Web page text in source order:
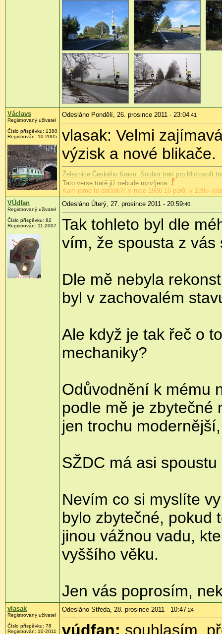
Václavs
Registrovaný uživatel
Číslo příspěvku: 1380
Registrován: 10-2005
Odesláno Pondělí, 26. prosince 2011 - 23:04:41
vlasak: Velmi
výzisk a nové blikače.
Železnice Českého Krasu: Soubor tratí pro Microsoft
Tato verse tratě již nebude rozvíjena
Kam jsme to dotáhli?! V roce 1986 16 párů, v 1995
VÚdfan
Registrovaný uživatel
Číslo příspěvku: 82
Registrován: 11-2007
Odesláno Úterý, 27. prosince 2011 - 20:59:40
Tak tohleto byl dle
vím, že spousta z
Dle mě nebyla
byl v zachovalém
Ale když je tak řeč o
mechaniky?
Odůvodnění k mému
podle mě je zbytečné
jen trochu
SŽDC má asi
Nevím co si myslíte
bylo zbytečné, pokud
jinou vážnou vadu,
vyššího věku.
Jen vás poprosím,
vlasak
Registrovaný uživatel
Číslo příspěvku: 78
Registrován: 10-2011
Odesláno Středa, 28. prosince 2011 - 10:47:24
vúdfan: souhlasím,